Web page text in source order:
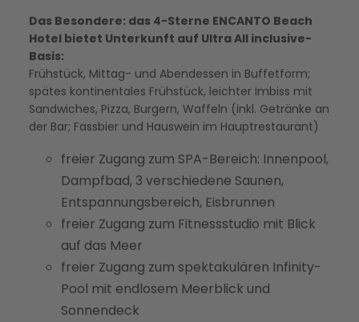
Das Besondere: das 4-Sterne ENCANTO Beach
Hotel bietet Unterkunft auf Ultra All inclusive-
Basis:
Frühstück, Mittag- und Abendessen in Buffetform;
spätes kontinentales Frühstück, leichter Imbiss mit
Sandwiches, Pizza, Burgern, Waffeln (inkl. Getränke an
der Bar; Fassbier und Hauswein im Hauptrestaurant)
freier Zugang zum SPA-Bereich: Innenpool,
Dampfbad, 3 verschiedene Saunen,
Entspannungsbereich, Eisbrunnen
freier Zugang zum Fitnessstudio mit Blick
auf das Meer
freier Zugang zum spektakulären Infinity-
Pool mit endlosem Meerblick und
Sonnendeck